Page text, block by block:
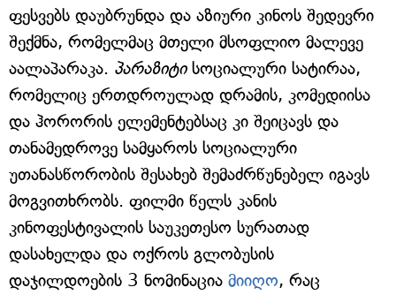
ფესვებს დაუბრუნდა და აზიური კინოს შედევრი
შექმნა, რომელმაც მთელი მსოფლიო მალევე
აალაპარაკა. პარაზიტი სოციალური სატირაა,
რომელიც ერთდროულად დრამის, კომედიისა
და ჰორორის ელემენტებსაც კი შეიცავს და
თანამედროვე სამყაროს სოციალური
უთანასწორობის შესახებ შემაძრწუნებელ იგავს
მოგვითხრობს. ფილმი წელს კანის
კინოფესტივალის საუკეთესო სურათად
დასახელდა და ოქროს გლობუსის
დაჯილდოების 3 ნომინაცია მიიღო, რაც